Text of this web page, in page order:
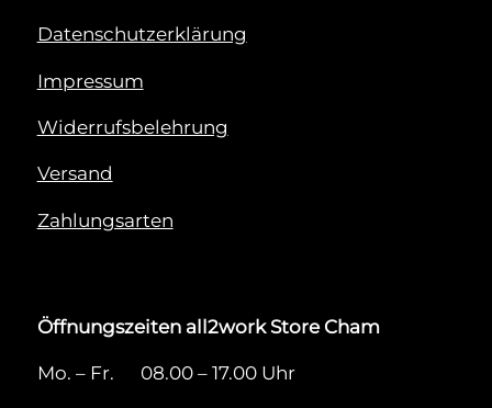
Datenschutzerklärung
Impressum
Widerrufsbelehrung
Versand
Zahlungsarten
Öffnungszeiten all2work Store Cham
Mo. – Fr. 08.00 – 17.00 Uhr